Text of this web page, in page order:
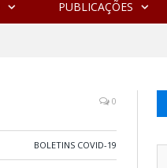
PUBLICAÇÕES
0
BOLETINS COVID-19